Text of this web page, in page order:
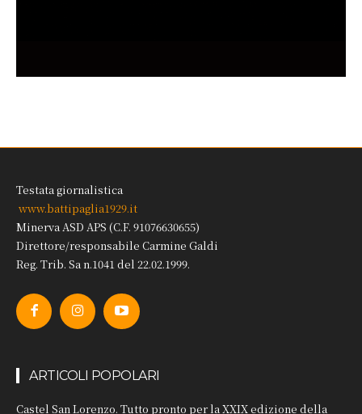
Testata giornalistica
www.battipaglia1929.it
Minerva ASD APS (C.F. 91076630655)
Direttore/responsabile Carmine Galdi
Reg. Trib. Sa n.1041 del 22.02.1999.
ARTICOLI POPOLARI
Castel San Lorenzo. Tutto pronto per la XXIX edizione della